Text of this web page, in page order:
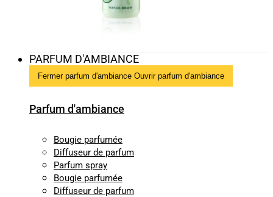
PARFUM D'AMBIANCE
Fermer parfum d'ambiance Ouvrir parfum d'ambiance
Parfum d'ambiance
Bougie parfumée
Diffuseur de parfum
Parfum spray
Bougie parfumée
Diffuseur de parfum